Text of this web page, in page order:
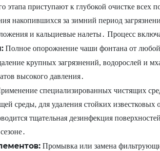
этапа приступают к глубокой очистке всех
накопившихся за зимний период
и кальциевые налеты․ Процесс
Полное опорожнение чаши фонтана от любой
крупных загрязнений, водорослей и
высокого давления․
специализированных чистящих
среды, для удаления стойких
тщательная дезинфекция
Промывка или замена